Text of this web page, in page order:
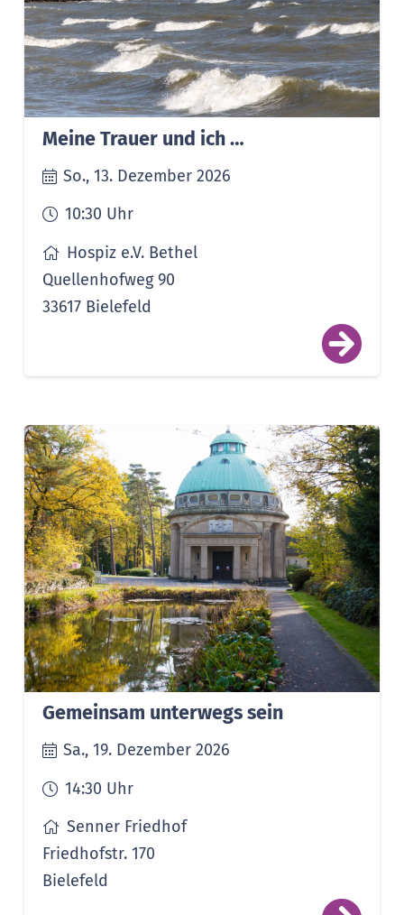
Meine Trauer und ich …
So., 13. Dezember 2026
10:30 Uhr
Hospiz e.V. Bethel
Quellenhofweg 90
33617 Bielefeld
Gemeinsam unterwegs sein
Sa., 19. Dezember 2026
14:30 Uhr
Senner Friedhof
Friedhofstr. 170
Bielefeld